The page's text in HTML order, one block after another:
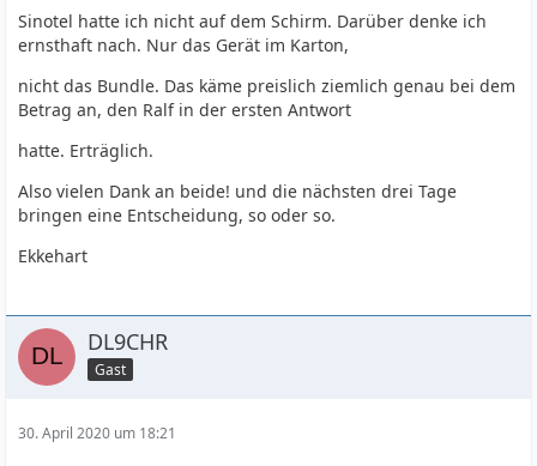
Sinotel hatte ich nicht auf dem Schirm. Darüber denke ich
ernsthaft nach. Nur das Gerät im Karton,
nicht das Bundle. Das käme preislich ziemlich genau bei dem
Betrag an, den Ralf in der ersten Antwort
hatte. Erträglich.
Also vielen Dank an beide! und die nächsten drei Tage
bringen eine Entscheidung, so oder so.
Ekkehart
DL9CHR
Gast
30. April 2020 um 18:21